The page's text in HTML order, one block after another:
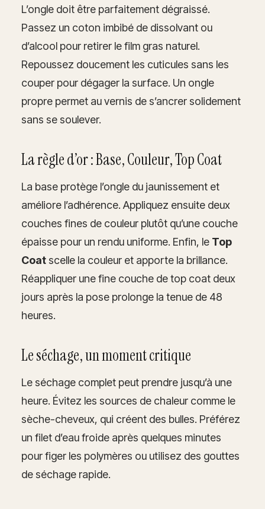
L’ongle doit être parfaitement dégraissé.
Passez un coton imbibé de dissolvant ou
d’alcool pour retirer le film gras naturel.
Repoussez doucement les cuticules sans les
couper pour dégager la surface. Un ongle
propre permet au vernis de s’ancrer solidement
sans se soulever.
La règle d’or : Base, Couleur, Top Coat
La base protège l’ongle du jaunissement et
améliore l’adhérence. Appliquez ensuite deux
couches fines de couleur plutôt qu’une couche
épaisse pour un rendu uniforme. Enfin, le Top
Coatscelle la couleur et apporte la brillance.
Réappliquer une fine couche de top coat deux
jours après la pose prolonge la tenue de 48
heures.
Le séchage, un moment critique
Le séchage complet peut prendre jusqu’à une
heure. Évitez les sources de chaleur comme le
sèche-cheveux, qui créent des bulles. Préférez
un filet d’eau froide après quelques minutes
pour figer les polymères ou utilisez des gouttes
de séchage rapide.